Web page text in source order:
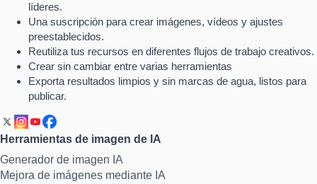
líderes.
Una suscripción para crear imágenes, vídeos y ajustes
preestablecidos.
Reutiliza tus recursos en diferentes flujos de trabajo creativos.
Crear sin cambiar entre varias herramientas
Exporta resultados limpios y sin marcas de agua, listos para
publicar.
Herramientas de imagen de IA
Generador de imagen IA
Mejora de imágenes mediante IA